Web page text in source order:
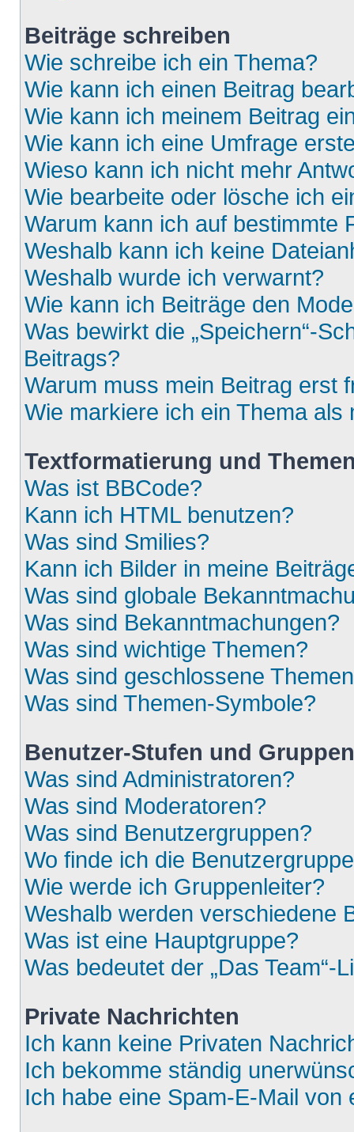
Beiträge schreiben
Wie schreibe ich ein Thema?
Wie kann ich einen Beitrag
Wie kann ich meinem Beitrag
Wie kann ich eine Umfrage
Wieso kann ich nicht mehr
Wie bearbeite oder lösche ich
Warum kann ich auf bestimmte
Weshalb kann ich keine
Weshalb wurde ich verwarnt?
Wie kann ich Beiträge den
Was bewirkt die „Speichern“-
Beitrags?
Warum muss mein Beitrag erst
Wie markiere ich ein Thema als
Textformatierung und
Was ist BBCode?
Kann ich HTML benutzen?
Was sind Smilies?
Kann ich Bilder in meine
Was sind globale
Was sind Bekanntmachungen?
Was sind wichtige Themen?
Was sind geschlossene
Was sind Themen-Symbole?
Benutzer-Stufen und Gruppen
Was sind Administratoren?
Was sind Moderatoren?
Was sind Benutzergruppen?
Wo finde ich die
Wie werde ich Gruppenleiter?
Weshalb werden verschiedene
Was ist eine Hauptgruppe?
Was bedeutet der „Das Team“-
Private Nachrichten
Ich kann keine Privaten
Ich bekomme ständig
Ich habe eine Spam-E-Mail